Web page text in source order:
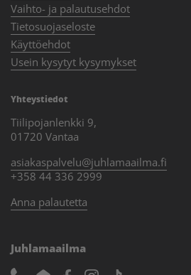
Vaihto- ja palautusehdot
Tietosuojaseloste
Käyttöehdot
Usein kysytyt kysymykset
Yhteystiedot
Tiilipojanlenkki 9,
01720 Vantaa
asiakaspalvelu@juhlamaailma.fi
+358 44 336 2999
Anna palautetta
Juhlamaailma